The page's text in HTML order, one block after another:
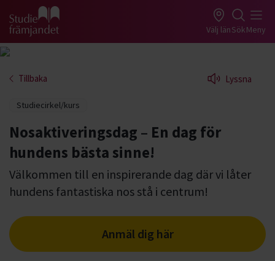
Gå till studiefrämjandets startsida Välj länSökMeny
Tillbaka Lyssna
Studiecirkel/kurs
Nosaktiveringsdag – En dag för
hundens bästa sinne!
Välkommen till en inspirerande dag där vi låter
hundens fantastiska nos stå i centrum!
Anmäl dig här